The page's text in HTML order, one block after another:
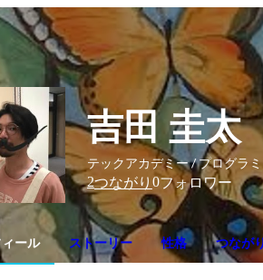
吉田 圭太
テックアカデミー / プログラ
2つながり 0フォロワー
ール ストーリー 性格 つながり